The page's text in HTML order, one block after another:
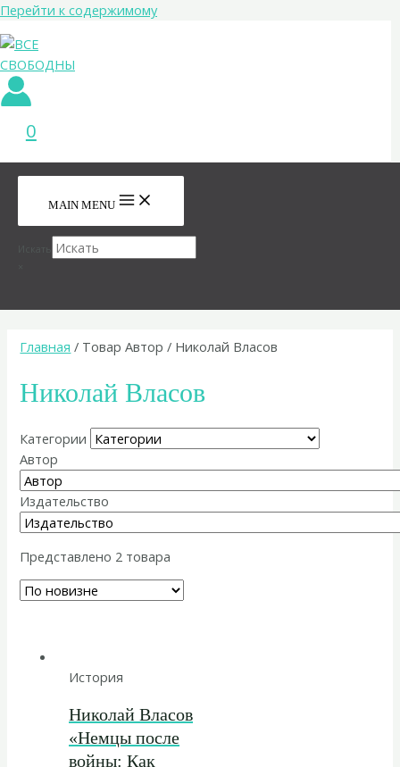
Перейти к содержимому
0
MAIN MENU
Главная / Товар Автор / Николай Власов
Николай Власов
Категории
Автор
Издательство
Представлено 2 товара
История
Николай Власов
«Немцы после
войны: Как